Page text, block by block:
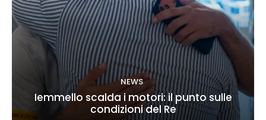
NEWS
Iemmello scalda i motori: il punto sulle
condizioni del Re